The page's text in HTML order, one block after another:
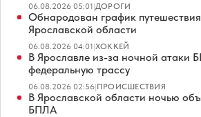
06.08.2026 05:01|ДОРОГИ
Обнародован график
Ярославской области
06.08.2026 04:01|ХОККЕЙ
В Ярославле из-за ночной атаки
федеральную трассу
06.08.2026 02:56|ПРОИСШЕСТВИЯ
В Ярославской области ночью
БПЛА